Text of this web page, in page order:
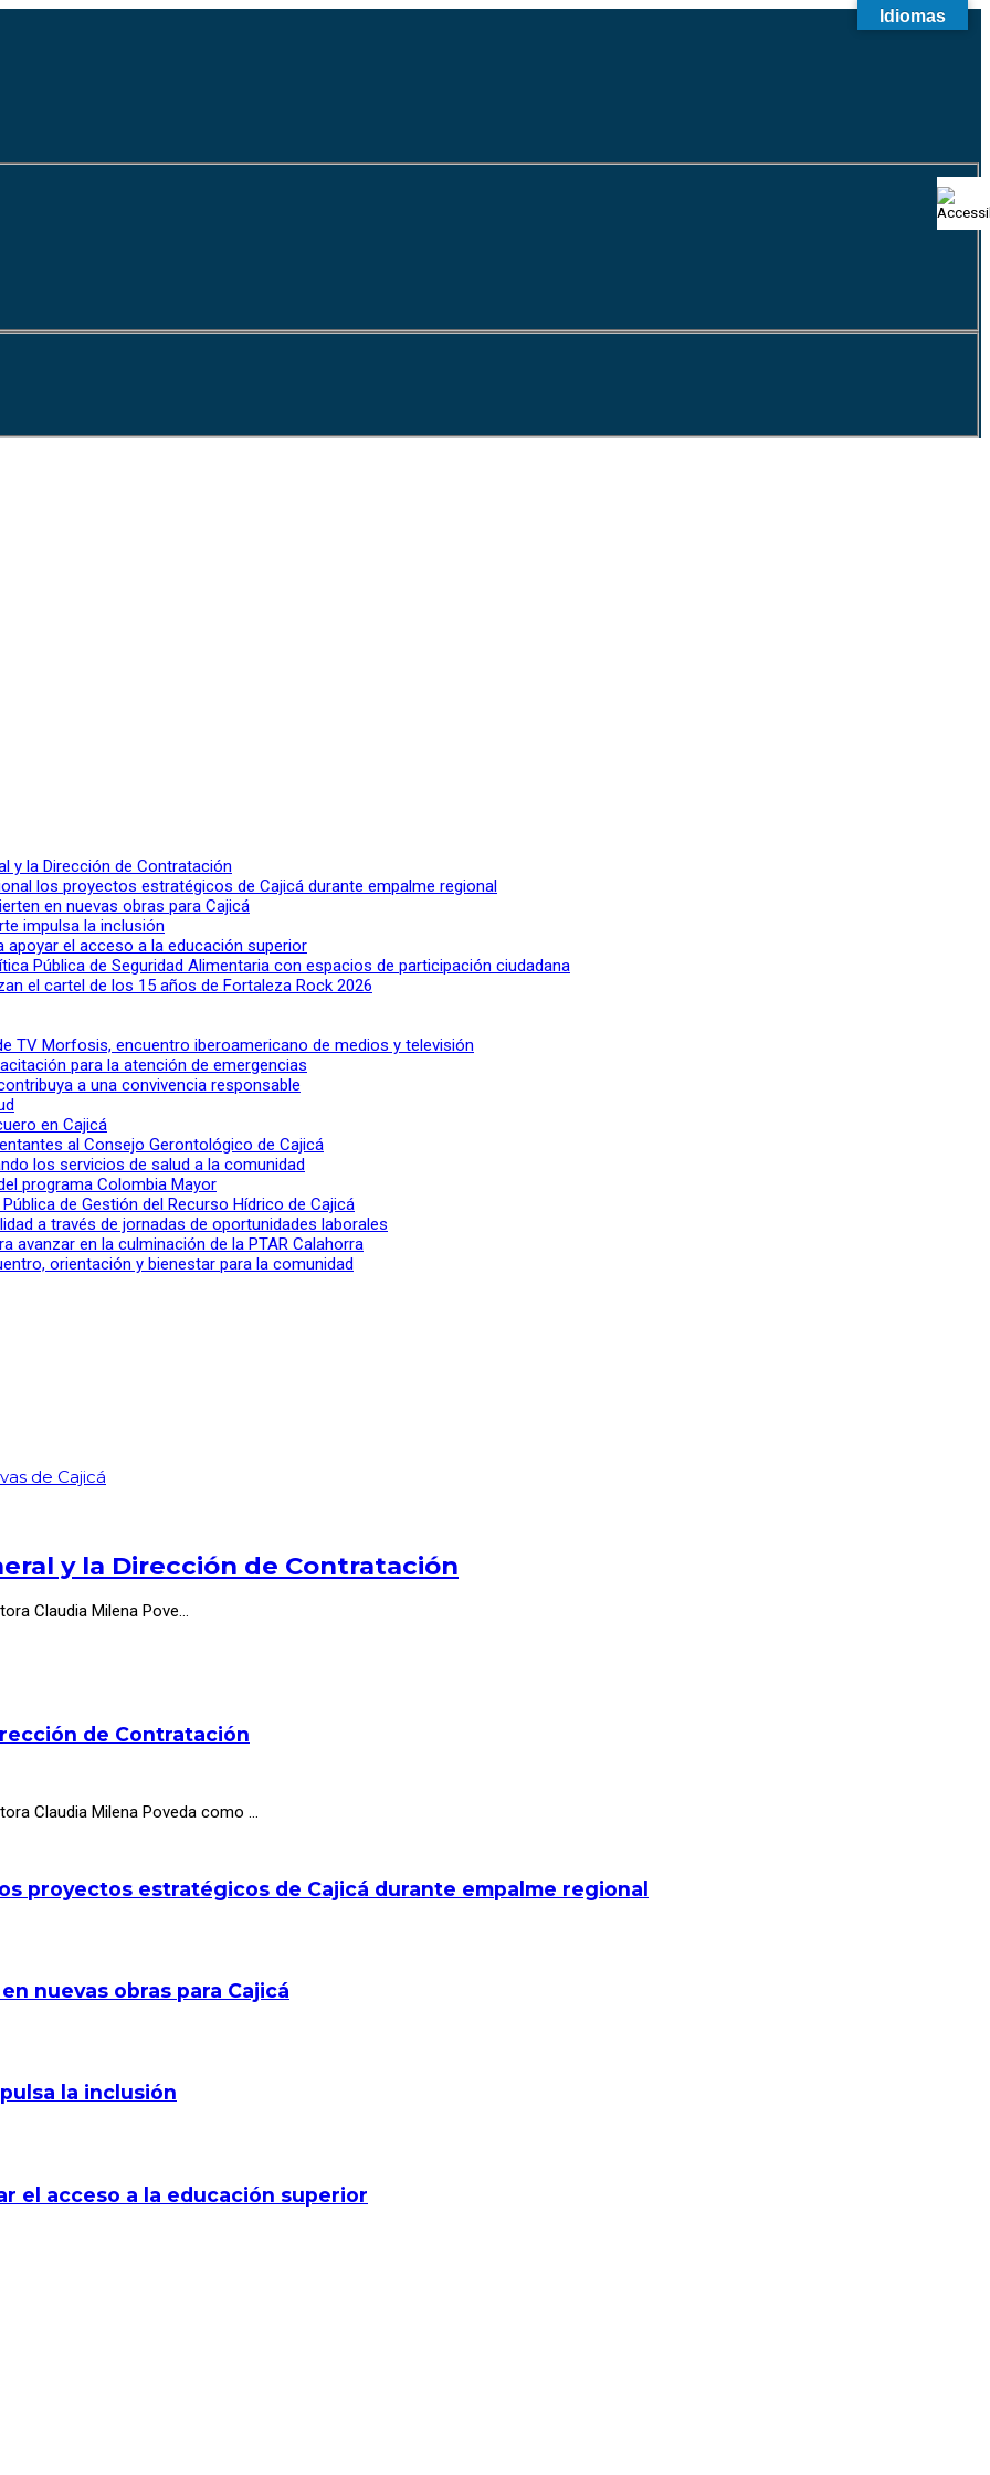
y la Dirección de Contratación
los proyectos estratégicos de Cajicá durante empalme regional
en nuevas obras para Cajicá
impulsa la inclusión
apoyar el acceso a la educación superior
Pública de Seguridad Alimentaria con espacios de participación ciudadana
el cartel de los 15 años de Fortaleza Rock 2026
TV Morfosis, encuentro iberoamericano de medios y televisión
para la atención de emergencias
a una convivencia responsable
en Cajicá
al Consejo Gerontológico de Cajicá
los servicios de salud a la comunidad
programa Colombia Mayor
de Gestión del Recurso Hídrico de Cajicá
a través de jornadas de oportunidades laborales
avanzar en la culminación de la PTAR Calahorra
orientación y bienestar para la comunidad
de Cajicá
y la Dirección de Contratación
Claudia Milena Pove…
de Contratación
Claudia Milena Poveda como …
proyectos estratégicos de Cajicá durante empalme regional
nuevas obras para Cajicá
la inclusión
el acceso a la educación superior
Idiomas